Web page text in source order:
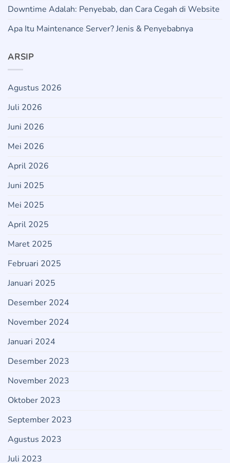
Downtime Adalah: Penyebab, dan Cara Cegah di Website
Apa Itu Maintenance Server? Jenis & Penyebabnya
ARSIP
Agustus 2026
Juli 2026
Juni 2026
Mei 2026
April 2026
Juni 2025
Mei 2025
April 2025
Maret 2025
Februari 2025
Januari 2025
Desember 2024
November 2024
Januari 2024
Desember 2023
November 2023
Oktober 2023
September 2023
Agustus 2023
Juli 2023